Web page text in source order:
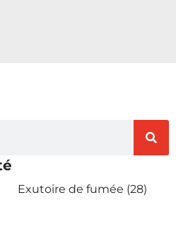
Exutoire de fumée (28)